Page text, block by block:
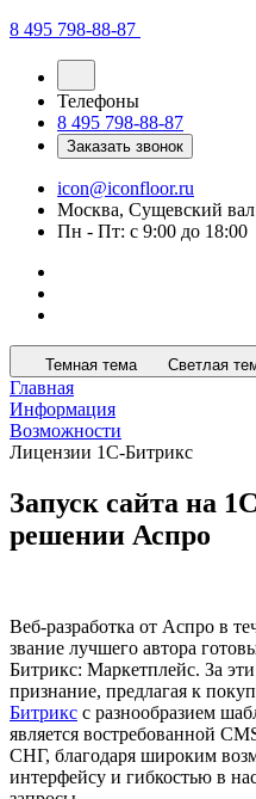
8 495 798-88-87
Телефоны
8 495 798-88-87
Заказать звонок
icon@iconfloor.ru
Москва, Сущевский
Пн - Пт: с 9:00 до 18:00
Темная тема Светлая
Главная
Информация
Возможности
Лицензии 1С-Битрикс
Запуск сайта на
решении Аспро
Веб-разработка от Аспро в
звание лучшего автора
Битрикс: Маркетплейс. За
признание, предлагая к
Битрикс с разнообразием
является востребованной
СНГ, благодаря широким
интерфейсу и гибкостью в